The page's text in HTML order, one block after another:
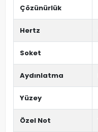
Çözünürlük
Hertz
Soket
Aydınlatma
Yüzey
Özel Not